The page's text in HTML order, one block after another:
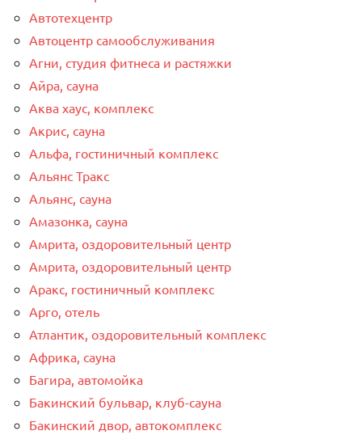
Автотехцентр
Автоцентр самообслуживания
Агни, студия фитнеса и растяжки
Айра, сауна
Аква хаус, комплекс
Акрис, сауна
Альфа, гостиничный комплекс
Альянс Тракс
Альянс, сауна
Амазонка, сауна
Амрита, оздоровительный центр
Амрита, оздоровительный центр
Аракс, гостиничный комплекс
Арго, отель
Атлантик, оздоровительный комплекс
Африка, сауна
Багира, автомойка
Бакинский бульвар, клуб-сауна
Бакинский двор, автокомплекс